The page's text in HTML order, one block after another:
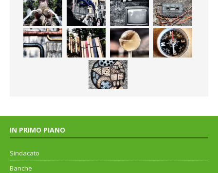
IN PRIMO PIANO
Sindacato
Banche